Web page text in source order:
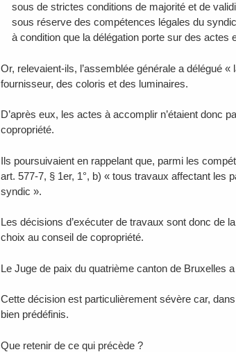
sous de strictes conditions de majorité et de
sous réserve des compétences légales du syndic
à condition que la délégation porte sur des actes
Or, relevaient-ils, l’assemblée générale a délégué
fournisseur, des coloris et des luminaires.
D’après eux, les actes à accomplir n’étaient donc
copropriété.
Ils poursuivaient en rappelant que, parmi les
art. 577-7, § 1er, 1°, b) « tous travaux affectant les
syndic ».
Les décisions d’exécuter de travaux sont donc de
choix au conseil de copropriété.
Le Juge de paix du quatrième canton de Bruxelles
Cette décision est particulièrement sévère car,
bien prédéfinis.
Que retenir de ce qui précède ?